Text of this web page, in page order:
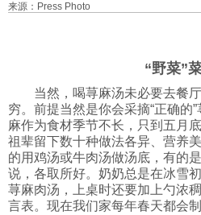
社会
文化
历史
来源：Press Photo
“野菜”
当然，喝荨麻汤未必要去餐
穷。前提当然是你会采摘“正确的
麻作为食材季节不长，只到五月
祖辈留下数十种做法各异、营养
的用鸡汤或牛肉汤做汤底，有的
说，各取所好。奶奶总是在冰雪
荨麻肉汤，上桌时还要加上勺浓
言表。现在我们家每年春天都会制